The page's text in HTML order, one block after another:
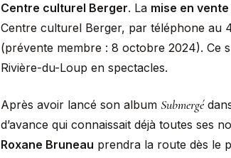
Centre culturel Berger. La mise en vente
Centre culturel Berger, par téléphone au
(prévente membre : 8 octobre 2024). Ce
Rivière-du-Loup en spectacles.
Après avoir lancé son album Submergé
d’avance qui connaissait déjà toutes ses
Roxane Bruneau prendra la route dès le